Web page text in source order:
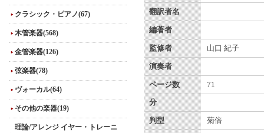
クラシック・ピアノ(67)
木管楽器(568)
金管楽器(126)
弦楽器(78)
ヴォーカル(64)
その他の楽器(19)
理論/アレンジ イヤー・トレーニ
翻訳者名
編著者
監修者 山口 紀子
演奏者
ページ数 71
分
判型 菊倍